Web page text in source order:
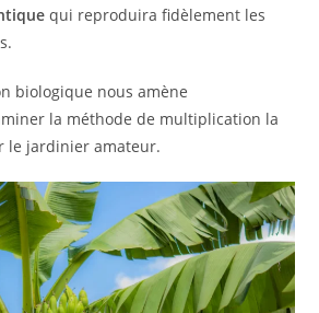
qui reproduira fidèlement les
biologique nous amène
la méthode de multiplication la
le jardinier amateur.